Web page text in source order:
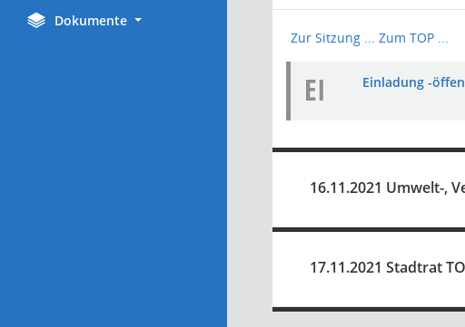
Dokumente
Zur Sitzung ... Zum TOP ...
EI Einladung -
16.11.2021 Umwelt-,
17.11.2021 Stadtrat